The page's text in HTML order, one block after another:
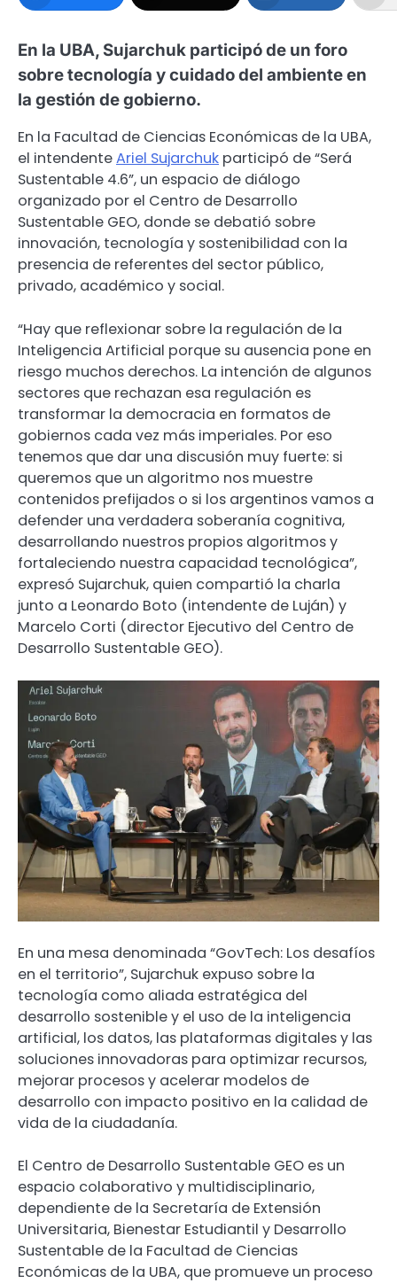
En la UBA, Sujarchuk participó de un foro
sobre tecnología y cuidado del ambiente en
la gestión de gobierno.
En la Facultad de Ciencias Económicas de la UBA,
el intendenteAriel Sujarchuk participó de “Será
Sustentable 4.6”, un espacio de diálogo
organizado por el Centro de Desarrollo
Sustentable GEO, donde se debatió sobre
innovación, tecnología y sostenibilidad con la
presencia de referentes del sector público,
privado, académico y social.
“Hay que reflexionar sobre la regulación de la
Inteligencia Artificial porque su ausencia pone en
riesgo muchos derechos. La intención de algunos
sectores que rechazan esa regulación es
transformar la democracia en formatos de
gobiernos cada vez más imperiales. Por eso
tenemos que dar una discusión muy fuerte: si
queremos que un algoritmo nos muestre
contenidos prefijados o si los argentinos vamos a
defender una verdadera soberanía cognitiva,
desarrollando nuestros propios algoritmos y
fortaleciendo nuestra capacidad tecnológica”,
expresó Sujarchuk, quien compartió la charla
junto a Leonardo Boto (intendente de Luján) y
Marcelo Corti (director Ejecutivo del Centro de
Desarrollo Sustentable GEO).
En una mesa denominada “GovTech: Los desafíos
en el territorio”, Sujarchuk expuso sobre la
tecnología como aliada estratégica del
desarrollo sostenible y el uso de la inteligencia
artificial, los datos, las plataformas digitales y las
soluciones innovadoras para optimizar recursos,
mejorar procesos y acelerar modelos de
desarrollo con impacto positivo en la calidad de
vida de la ciudadanía.
El Centro de Desarrollo Sustentable GEO es un
espacio colaborativo y multidisciplinario,
dependiente de la Secretaría de Extensión
Universitaria, Bienestar Estudiantil y Desarrollo
Sustentable de la Facultad de Ciencias
Económicas de la UBA, que promueve un proceso